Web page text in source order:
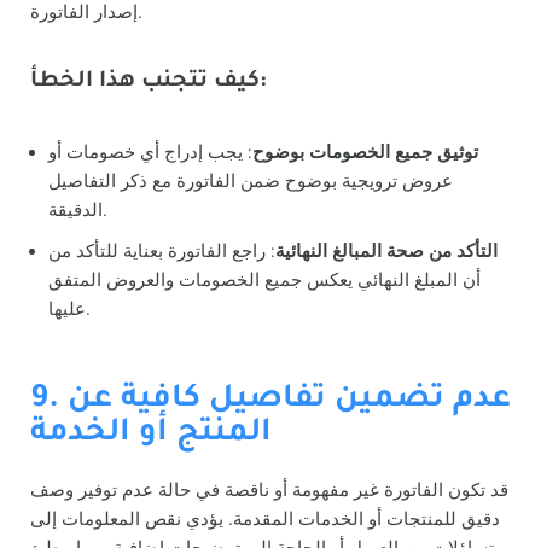
إصدار الفاتورة.
كيف تتجنب هذا الخطأ:
توثيق جميع الخصومات بوضوح: يجب إدراج أي خصومات أو
عروض ترويجية بوضوح ضمن الفاتورة مع ذكر التفاصيل
الدقيقة.
التأكد من صحة المبالغ النهائية: راجع الفاتورة بعناية للتأكد من
أن المبلغ النهائي يعكس جميع الخصومات والعروض المتفق
عليها.
9. عدم تضمين تفاصيل كافية عن
المنتج أو الخدمة
قد تكون الفاتورة غير مفهومة أو ناقصة في حالة عدم توفير وصف
دقيق للمنتجات أو الخدمات المقدمة. يؤدي نقص المعلومات إلى